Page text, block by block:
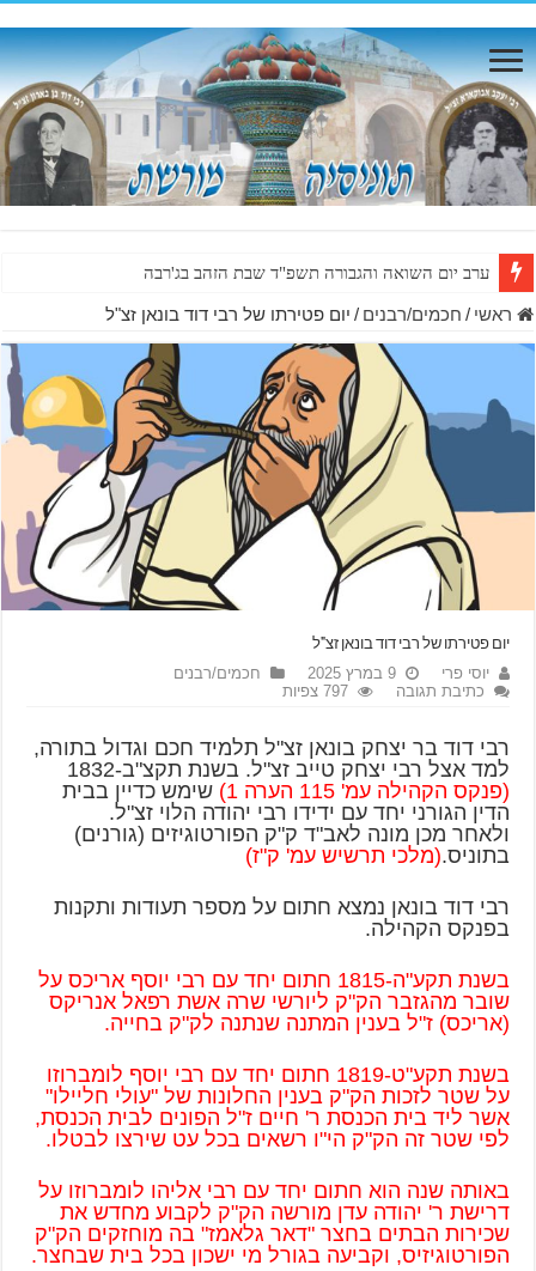
ערב יום השואה והגבורה תשפ"ד שבת הזהב בג'רבה
ראשי / חכמים/רבנים / יום פטירתו של רבי דוד בונאן זצ"ל
יום פטירתו של רבי דוד בונאן זצ"ל
יוסי פרי 9 במרץ 2025
חכמים/רבנים
כתיבת תגובה
797 צפיות
רבי דוד בר יצחק בונאן זצ"ל תלמיד חכם וגדול בתורה,
למד אצל רבי יצחק טייב זצ"ל. בשנת תקצ"ב-1832
(פנקס הקהילה עמ' 115 הערה 1)
שימש כדיין בבית
הדין הגורני יחד עם ידידו רבי יהודה הלוי זצ"ל.
ולאחר מכן מונה לאב"ד ק"ק הפורטוגיזים (גורנים)
בתוניס.(מלכי תרשיש עמ' ק"ז)
רבי דוד בונאן נמצא חתום על מספר תעודות ותקנות
בפנקס הקהילה.
בשנת תקע"ה-1815 חתום יחד עם רבי יוסף אריכס על
שובר מהגזבר הק"ק ליורשי שרה אשת רפאל אנריקס
(אריכס) ז"ל בענין המתנה שנתנה לק"ק בחייה.
בשנת תקע"ט-1819 חתום יחד עם רבי יוסף לומברוזו
על שטר לזכות הק"ק בענין החלונות של "עולי חליילו"
אשר ליד בית הכנסת ר' חיים ז"ל הפונים לבית הכנסת,
לפי שטר זה הק"ק הי"ו רשאים בכל עט שירצו לבטלו.
באותה שנה הוא חתום יחד עם רבי אליהו לומברוזו על
דרישת ר' יהודה עדן מורשה הק"ק לקבוע מחדש את
שכירות הבתים בחצר "דאר גלאמז" בה מוחזקים הק"ק
הפורטוגיזיס, וקביעה בגורל מי ישכון בכל בית שבחצר.